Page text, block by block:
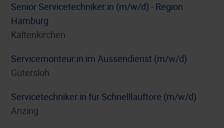
Senior Servicetechniker:in (m/w/d) - Region
Hamburg
Kaltenkirchen
Servicemonteur:in im Aussendienst (m/w/d)
Gütersloh
Servicetechniker:in für Schnelllauftore (m/w/d)
Anzing